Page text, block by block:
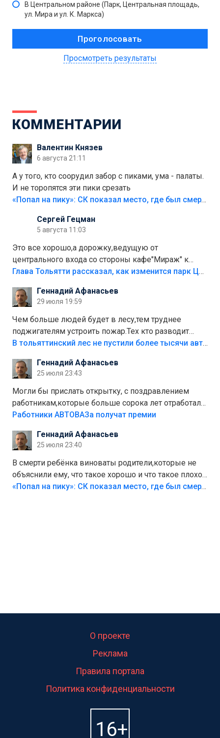
В Центральном районе (Парк, Центральная площадь,
ул. Мира и ул. К. Маркса)
Просмотреть результаты
КОММЕНТАРИИ
Валентин Князев
6 августа 21:11
А у того, кто соорудил забор с пиками, ума - палаты.
И не торопятся эти пики срезать
«Попал на пику»: СК показал место, где был смертельно травмирован ребенок в Тольятти
Сергей Гецман
5 августа 11:03
Это все хорошо,а дорожку,ведущую от
центрального входа со стороны кафе"Мираж" к
аттракционам слабо доделать?А то бордюры
лежала в парке и испортилась.Да еще,видимо,часть
украли.
Глава Тольятти рассказал, как изменится парк Центрального района
Геннадий Афанасьев
29 июля 19:59
Чем больше людей будет в лесу,тем труднее
поджигателям устроить пожар.Тех кто разводит
костры,тех надо безбожно штрафовать.Камер полно
Штрафы мизерные.
В тольяттинский лес не пустили более тысячи автомобилей
Геннадий Афанасьев
25 июля 23:43
Могли бы прислать открытку, с поздравлением
работникам,которые больше сорока лет отработали
на предприятии.
Работники АВТОВАЗа получат премии
Геннадий Афанасьев
25 июля 23:40
В смерти ребёнка виноваты родители,которые не
объяснили ему, что такое хорошо и что такое плохо!
Лезть через такой забор,верх безумия,есть же
«Попал на пику»: СК показал место, где был смертельно травмирован ребенок в Тольятти
О проекте
Реклама
Правила портала
Политика конфиденциальности